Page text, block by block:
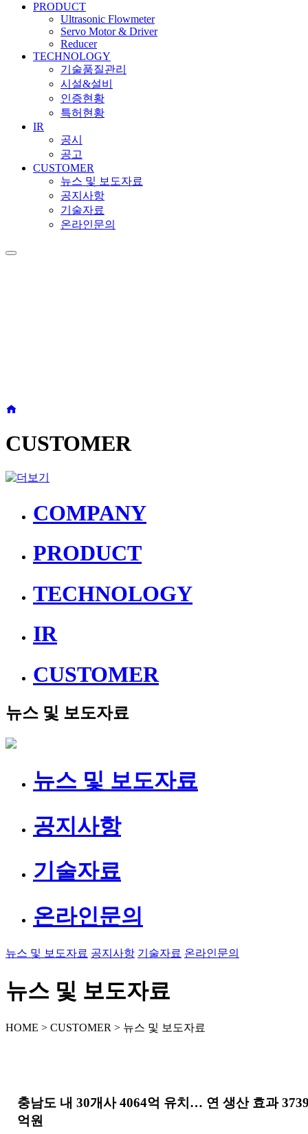
PRODUCT
Ultrasonic Flowmeter
Servo Motor & Driver
Reducer
TECHNOLOGY
기술품질관리
시설&설비
인증현황
특허현황
IR
공시
공고
CUSTOMER
뉴스 및 보도자료
공지사항
기술자료
온라인문의
CUSTOMER
COMPANY
PRODUCT
TECHNOLOGY
IR
CUSTOMER
뉴스 및 보도자료
뉴스 및 보도자료
공지사항
기술자료
온라인문의
뉴스 및 보도자료 공지사항 기술자료 온라인문의
뉴스 및 보도자료
HOME > CUSTOMER > 뉴스 및 보도자료
충남도 내 30개사 4064억 유치… 연 생산 효과
억원